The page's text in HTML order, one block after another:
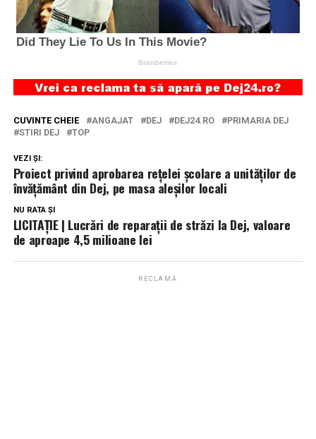
CUVINTE CHEIE ANGAJAT DEJ DEJ24.RO
PRIMARIA DEJ
STIRI DEJ
TOP
VEZI ȘI:
Proiect privind aprobarea rețelei școlare a unităților de
învățământ din Dej, pe masa aleșilor locali
NU RATA ȘI
LICITAȚIE | Lucrări de reparații de străzi la Dej, valoare
de aproape 4,5 milioane lei
RECLAMĂ